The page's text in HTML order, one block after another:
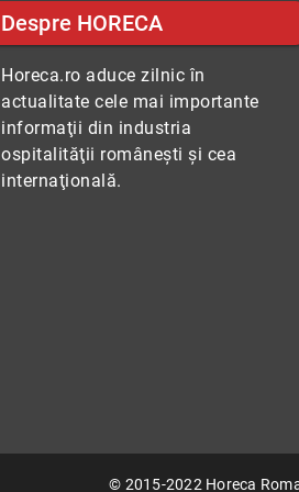
Despre HORECA
Horeca.ro aduce zilnic în
actualitate cele mai importante
informaţii din industria
ospitalităţii româneşti şi cea
internaţională.
© 2015-2022 Horeca